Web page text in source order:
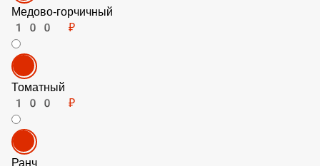
Медово-горчичный
100 ₽
Томатный